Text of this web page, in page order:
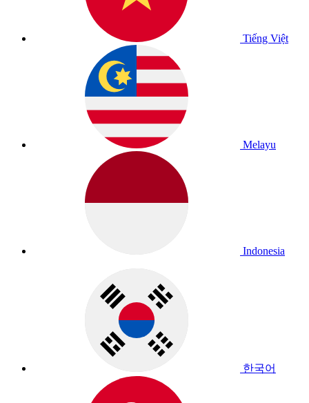
Tiếng Việt
Melayu
Indonesia
한국어